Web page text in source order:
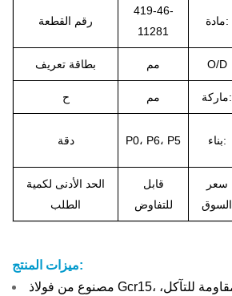
رقم القطعة
419-46-
11281
مادة:
بطاقة تعريف مم O/D
ح مم ماركة:
دقة P0، P6، P5 بناء:
الحد الأدنى لكمية
الطلب
قابل
للتفاوض
سعر
السوق
ميزات المنتج:
مصنوع من فولاذ Gcr15، يتميز بصلابة عالية ومقاومة للتآكل،